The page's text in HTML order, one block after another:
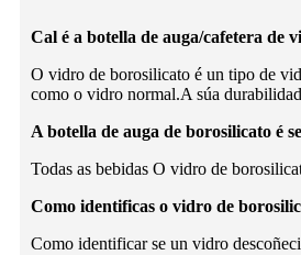
Cal é a botella de auga/cafetera de
O vidro de borosilicato é un tipo de
como o vidro normal.A súa
A botella de auga de borosilicato é
Todas as bebidas O vidro de
Como identificas o vidro de
Como identificar se un vidro